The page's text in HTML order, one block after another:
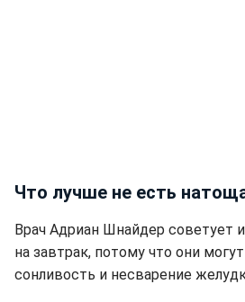
Что лучше не есть
Врач Адриан Шнайдер советует
на завтрак, потому что они
сонливость и несварение